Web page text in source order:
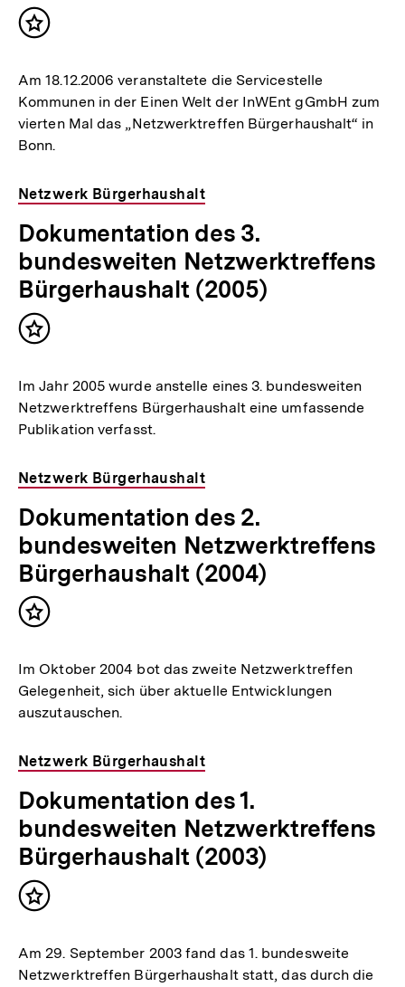
Inhalt
Am 18.12.2006 veranstaltete die Servicestelle
Kommunen in der Einen Welt der InWEnt gGmbH zum
vierten Mal das „Netzwerktreffen Bürgerhaushalt“ in
Bonn.
Netzwerk Bürgerhaushalt
Dokumentation des 3.
bundesweiten Netzwerktreffens
Bürgerhaushalt (2005)
Inhalt
Im Jahr 2005 wurde anstelle eines 3. bundesweiten
Netzwerktreffens Bürgerhaushalt eine umfassende
Publikation verfasst.
Netzwerk Bürgerhaushalt
Dokumentation des 2.
bundesweiten Netzwerktreffens
Bürgerhaushalt (2004)
Inhalt
Im Oktober 2004 bot das zweite Netzwerktreffen
Gelegenheit, sich über aktuelle Entwicklungen
auszutauschen.
Netzwerk Bürgerhaushalt
Dokumentation des 1.
bundesweiten Netzwerktreffens
Bürgerhaushalt (2003)
Inhalt
Am 29. September 2003 fand das 1. bundesweite
Netzwerktreffen Bürgerhaushalt statt, das durch die